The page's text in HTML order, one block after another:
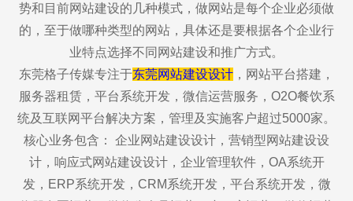
势和目前网站建设的几种模式，做网站是每个企业必须做
的，至于做哪种类型的网站，具体还是要根据各个企业行
业特点选择不同网站建设和推广方式。
东莞格子传媒专注于东莞网站建设设计 ，网站平台搭建，
服务器租赁，平台系统开发，微信运营服务，O2O餐饮系
统及互联网平台解决方案，管理及实施客户超过5000家。
核心业务包含： 企业网站建设设计，营销型网站建设设
计，响应式网站建设设计，企业管理软件，OA系统开
发，ERP系统开发，CRM系统开发，平台系统开发，微